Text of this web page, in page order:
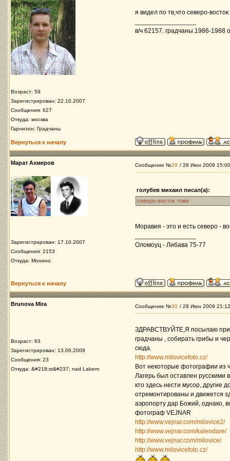
Возраст: 59
Зарегистрирован: 22.10.2007
Сообщения: 627
Откуда: москва
Гарнизон: Градчаны
я видел по тв,что северо-
в/ч 62157. градчаны.1986-1988
Вернуться к началу
Марат Ахмеров
Зарегистрирован: 17.10.2007
Сообщения: 2153
Откуда: Монино
Сообщение №29 / 28 Июн 2009 15:00
голубев михаил писал(а):
северо-восток тоже
Моравия - это и есть северо -
Оломоуц - Либава 75-77
Вернуться к началу
Brunova Mira
Возраст: 63
Зарегистрирован: 13.06.2009
Сообщения: 23
Откуда: &#218;st&#237; nad Labem
Сообщение №30 / 28 Июн 2009 21:12
ЗДРАВСТВУЙТЕ,Я посылаю
градчаны , собирать грибы и
сюда.
http://www.milovicefoto.cz/
Вот некоторые фотографии из
Лагерь был оставлен русскими
кто здесь нести мусор, другие
отремонтированы и движется
аэропорту дар Божий, однако,
фотограф VEJNAR
http://www.vejnar.com/milovice2/
http://www.vejnar.com/kalendare/
http://www.vejnar.com/milovice/
http://www.milovicefoto.cz/